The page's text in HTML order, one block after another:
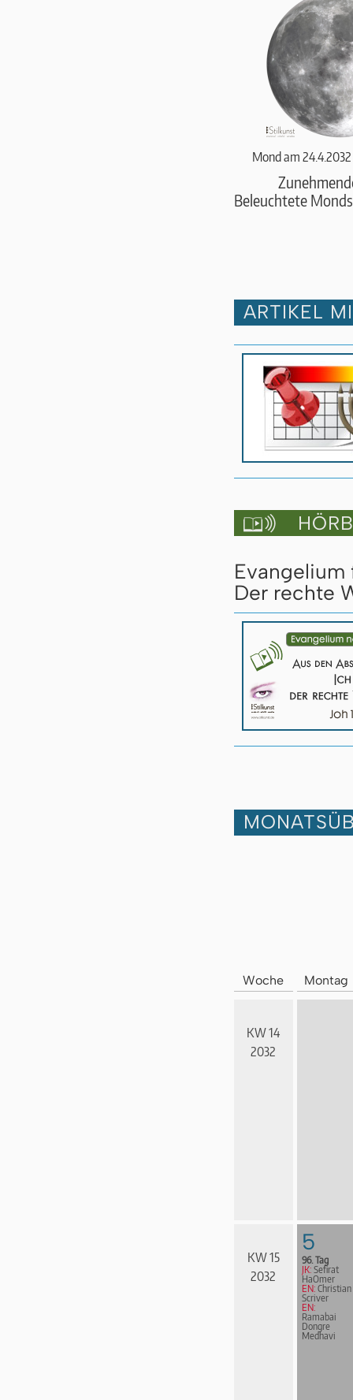
Mond am
Beleuchtete
ARTIKEL

Der rechte
Woche Montag
KW 14
2032
KW 15
2032
5
96. Tag
JK: Sefirat
HaOmer
EN: Christian
Scriver
EN:
Ramabai
Dongre
Medhavi